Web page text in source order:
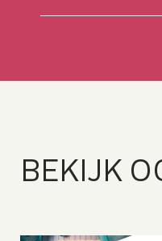
BEKIJK O